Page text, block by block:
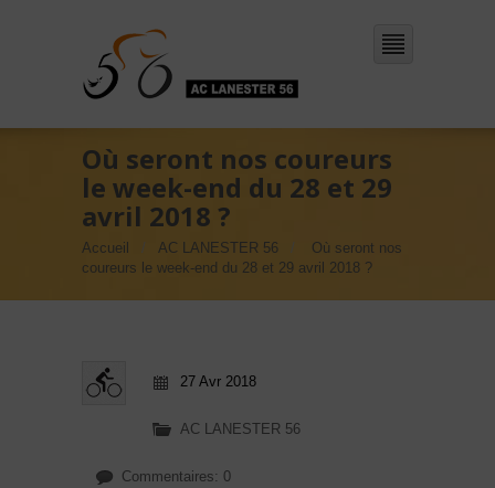
Où seront nos coureurs
le week-end du 28 et 29
avril 2018 ?
Accueil AC LANESTER 56
Où seront nos
coureurs le week-end du 28 et 29 avril 2018 ?
27 Avr 2018
AC LANESTER 56
Commentaires: 0